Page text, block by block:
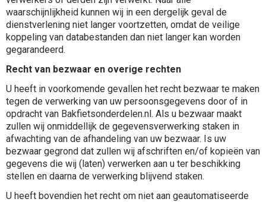
waarschijnlijkheid kunnen wij in een dergelijk geval de
dienstverlening niet langer voortzetten, omdat de veilige
koppeling van databestanden dan niet langer kan worden
gegarandeerd.
Recht van bezwaar en overige rechten
U heeft in voorkomende gevallen het recht bezwaar te maken
tegen de verwerking van uw persoonsgegevens door of in
opdracht van Bakfietsonderdelen.nl. Als u bezwaar maakt
zullen wij onmiddellijk de gegevensverwerking staken in
afwachting van de afhandeling van uw bezwaar. Is uw
bezwaar gegrond dat zullen wij afschriften en/of kopieën van
gegevens die wij (laten) verwerken aan u ter beschikking
stellen en daarna de verwerking blijvend staken.
U heeft bovendien het recht om niet aan geautomatiseerde